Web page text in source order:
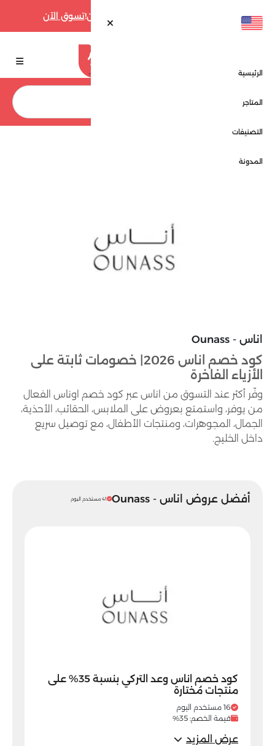
تسوق الآن
الرئيسية
المتاجر
التصنيفات
المدونة
اناس - Ounass
كود خصم اناس 2026| خصومات ثابتة على
الأزياء الفاخرة
وفّر أكثر عند التسوق من اناس عبر كود خصم اوناس الفعال
من يوفر، واستمتع بعروض على الملابس، الحقائب، الأحذية،
الجمال، المجوهرات، ومنتجات الأطفال، مع توصيل سريع
داخل الخليج.
أفضل عروض اناس - Ounass 41 مستخدم اليوم
كود خصم اناس وعد التركي بنسبة 35% على
منتجات مُختارة
16 مستخدم اليوم
قيمة الخصم: 35%
عرض المزيد